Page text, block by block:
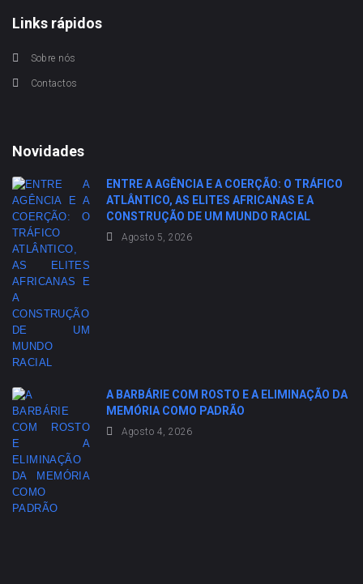
Links rápidos
Sobre nós
Contactos
Novidades
ENTRE A AGÊNCIA E A COERÇÃO: O TRÁFICO
ATLÂNTICO, AS ELITES AFRICANAS E A
CONSTRUÇÃO DE UM MUNDO RACIAL
Agosto 5, 2026
A BARBÁRIE COM ROSTO E A ELIMINAÇÃO DA
MEMÓRIA COMO PADRÃO
Agosto 4, 2026